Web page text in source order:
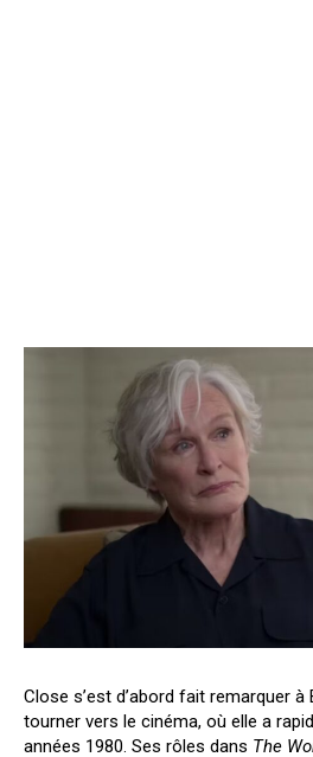
Close s’est d’abord fait remarquer
tourner vers le cinéma, où elle a
années 1980. Ses rôles dans The